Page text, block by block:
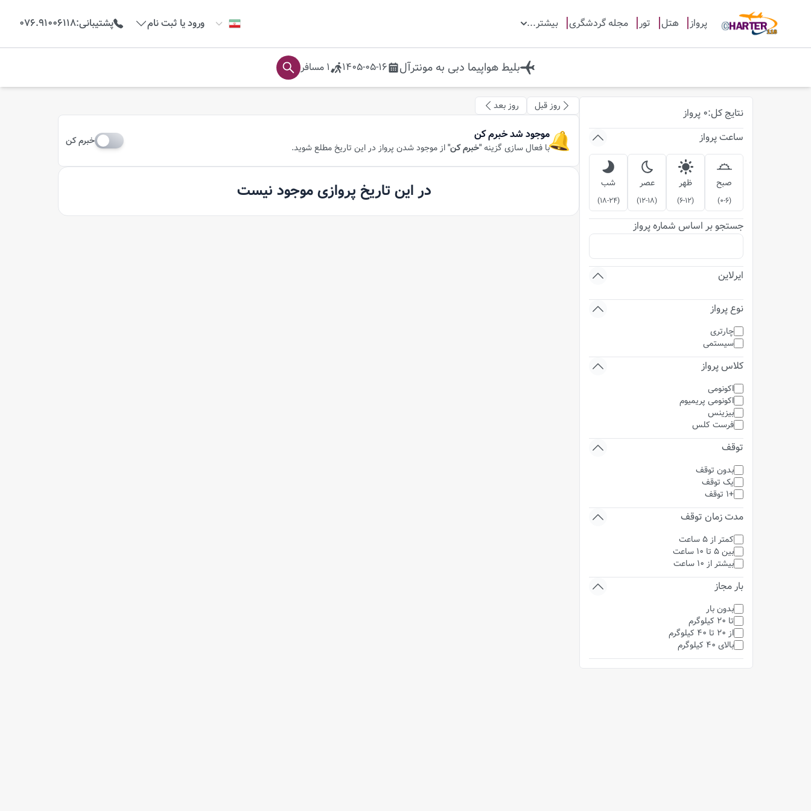
پرواز هتل تور مجله گردشگری بیشتر... ورود یا ثبت نام پشتیبانی:
076.91006118
بلیط هواپیما دبی به مونترآل 1405-05-16
1 مسافر
نتایج کل:
0 پرواز
ساعت پرواز
صبح
(
0-6
)
ظهر
(
6-12
)
عصر
(
12-18
)
شب
(
18-24
)
جستجو بر اساس شماره پرواز
ایرلاین
نوع پرواز
چارتری
سیستمی
کلاس پرواز
اکونومی
اکونومی پریمیوم
بیزینس
فرست کلس
توقف
بدون توقف
یک توقف
+1 توقف
مدت زمان توقف
کمتر از 5 ساعت
بین 5 تا 10 ساعت
بیشتر از 10 ساعت
بار مجاز
بدون بار
تا 20 کیلوگرم
از 20 تا 40 کیلوگرم
بالای 40 کیلوگرم
روز قبل روز بعد
موجود شد خبرم کن
با فعال سازی گزینه"خبرم کن"از موجود شدن پرواز در این تاریخ مطلع شوید.
خبرم کن
در این تاریخ پروازی موجود نیست